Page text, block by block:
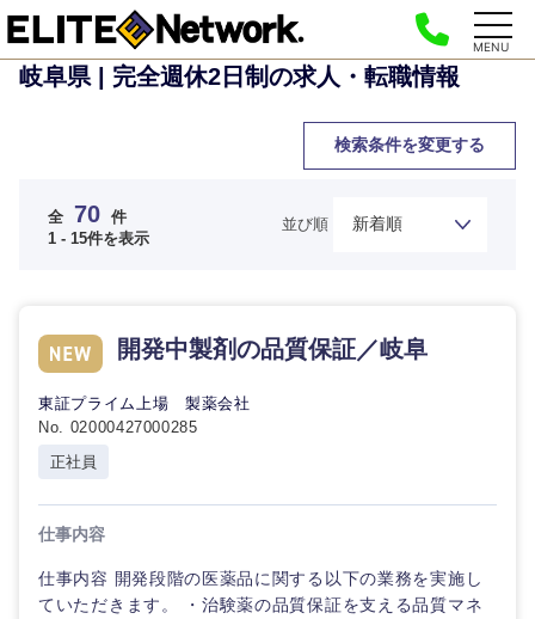
MENU
岐阜県 | 完全週休2日制の求人・転職情報
検索条件を変更する
全 70 件
1 - 15件を表示
並び順
開発中製剤の品質保証／岐阜
東証プライム上場 製薬会社
No. 02000427000285
正社員
仕事内容
仕事内容 開発段階の医薬品に関する以下の業務を実施し
ていただきます。 ・治験薬の品質保証を支える品質マネ